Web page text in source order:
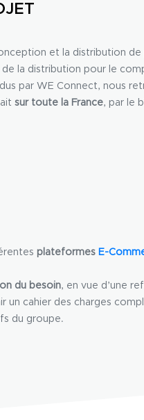
et la distribution
la distribution pour le
par WE Connect, nous
sur toute la France, par le
plateformes E-
du besoin, en vue d’une
un cahier des charges
du groupe.